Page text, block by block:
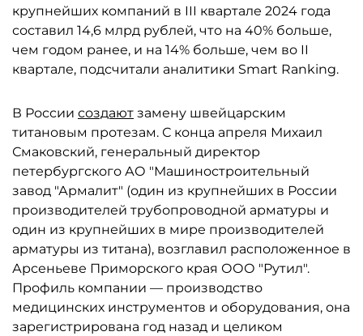
крупнейших компаний в III квартале 2024 года
составил 14,6 млрд рублей, что на 40% больше,
чем годом ранее, и на 14% больше, чем во II
квартале, подсчитали аналитики Smart Ranking.
В России создают замену швейцарским
титановым протезам. С конца апреля Михаил
Смаковский, генеральный директор
петербургского АО "Машиностроительный
завод "Армалит" (один из крупнейших в России
производителей трубопроводной арматуры и
один из крупнейших в мире производителей
арматуры из титана), возглавил расположенное в
Арсеньеве Приморского края ООО "Рутил".
Профиль компании — производство
медицинских инструментов и оборудования, она
зарегистрирована год назад и целиком